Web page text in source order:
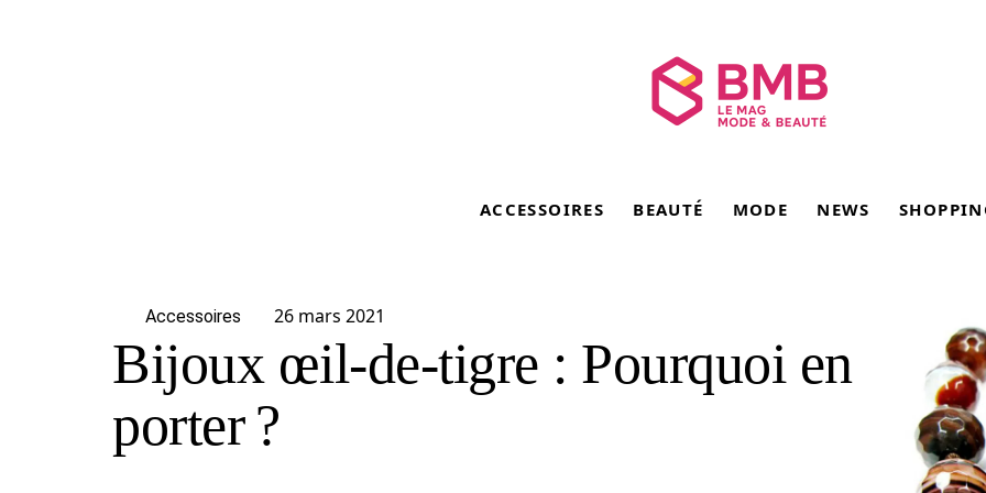
ACCESSOIRES BEAUTÉ MODE NEWS
Accessoires 26 mars 2021
Bijoux œil-de-tigre : Pourquoi en
porter ?